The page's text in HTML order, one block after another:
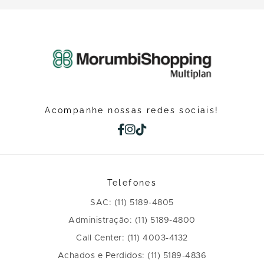
Acompanhe nossas redes sociais!
Telefones
SAC: (11) 5189-4805
Administração: (11) 5189-4800
Call Center: (11) 4003-4132
Achados e Perdidos: (11) 5189-4836